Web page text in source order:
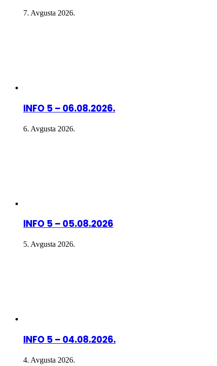
7. Avgusta 2026.
INFO 5 – 06.08.2026.
6. Avgusta 2026.
INFO 5 – 05.08.2026
5. Avgusta 2026.
INFO 5 – 04.08.2026.
4. Avgusta 2026.